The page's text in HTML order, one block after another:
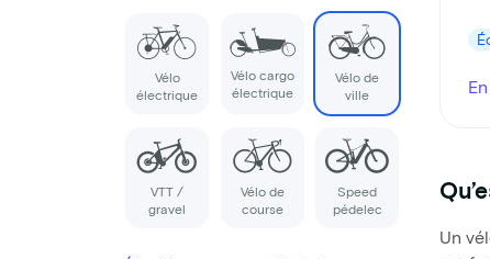
Vélo
électrique
Vélo cargo
électrique
Vélo de
ville
VTT /
gravel
Vélo de
course
Speed
pédelec
Un